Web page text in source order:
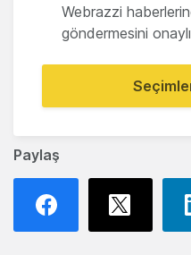
Paylaş
Webrazzi
göndermesini